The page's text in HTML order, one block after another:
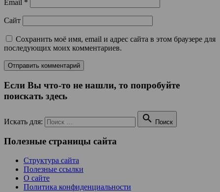
Email *
Сайт
Сохранить моё имя, email и адрес сайта в этом браузере для
последующих моих комментариев.
Если Вы что-то не нашли, то попробуйте
поискать здесь
Искать для:  Поиск
Полезные страницы сайта
Структура сайта
Полезные ссылки
О сайте
Политика конфиденциальности